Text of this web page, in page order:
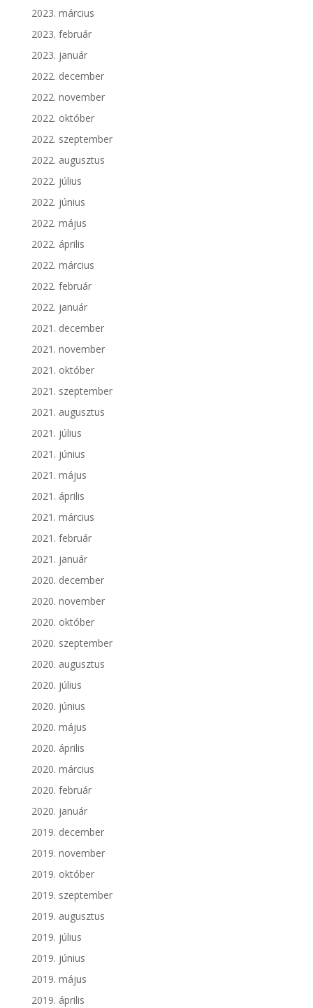
2023. március
2023. február
2023. január
2022. december
2022. november
2022. október
2022. szeptember
2022. augusztus
2022. július
2022. június
2022. május
2022. április
2022. március
2022. február
2022. január
2021. december
2021. november
2021. október
2021. szeptember
2021. augusztus
2021. július
2021. június
2021. május
2021. április
2021. március
2021. február
2021. január
2020. december
2020. november
2020. október
2020. szeptember
2020. augusztus
2020. július
2020. június
2020. május
2020. április
2020. március
2020. február
2020. január
2019. december
2019. november
2019. október
2019. szeptember
2019. augusztus
2019. július
2019. június
2019. május
2019. április